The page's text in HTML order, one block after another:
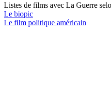
Listes de films avec La Guerre
Le biopic
Le film politique américain